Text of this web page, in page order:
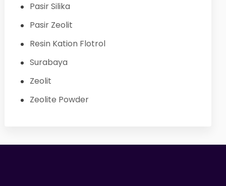
Pasir Silika
Pasir Zeolit
Resin Kation Flotrol
Surabaya
Zeolit
Zeolite Powder